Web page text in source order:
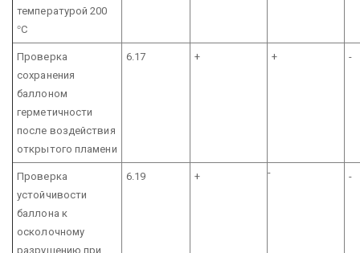
температурой 200
°С
Проверка
сохранения
баллоном
герметичности
после воздействия
открытого пламени
6.17 + + -
Проверка
устойчивости
баллона к
осколочному
разрушению при
6.19 + - -